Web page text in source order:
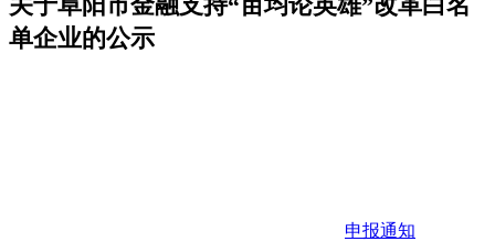
单企业的公示
申报通知